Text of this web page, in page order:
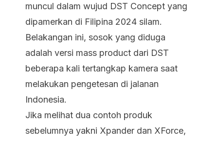
muncul dalam wujud DST Concept yang
dipamerkan di Filipina 2024 silam.
Belakangan ini, sosok yang diduga
adalah versi mass product dari DST
beberapa kali tertangkap kamera saat
melakukan pengetesan di jalanan
Indonesia.
Jika melihat dua contoh produk
sebelumnya yakni Xpander dan XForce,